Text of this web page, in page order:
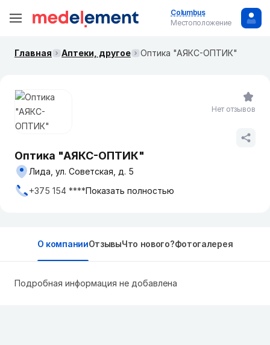
Columbus
Местоположение
Главная Аптеки, другое Оптика "АЯКС-ОПТИК"
Оптика "АЯКС-ОПТИК"
Лида, ул. Советская, д. 5
+375 154 ****Показать полностью
Нет отзывов
О компанииОтзывыЧто нового?Фотогалерея
Подробная информация не добавлена